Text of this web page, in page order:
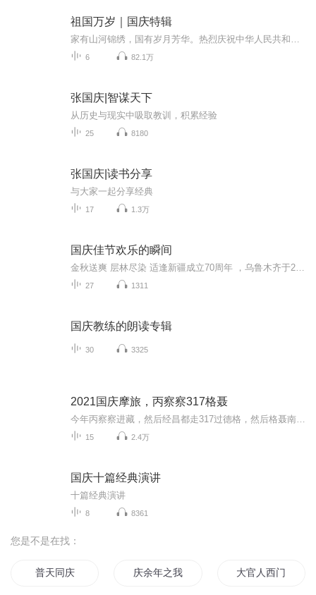
祖国万岁｜国庆特辑
6 82.1万
张国庆|智谋天下
从历史与现实中吸取教训，积累经验
25 8180
张国庆|读书分享
与大家一起分享经典
17 1.3万
国庆佳节欢乐的瞬间
27 1311
国庆教练的朗读专辑
30 3325
2021国庆摩旅，丙察察317格聂
15 2.4万
国庆十篇经典演讲
十篇经典演讲
8 8361
您是不是在找：
普天同庆 庆余年之我叫王启年 大官人西门庆